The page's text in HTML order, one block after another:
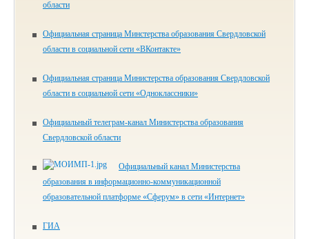
области
Официальная страница Минстерства образования Свердловской
области в социальной сети «ВКонтакте»
Официальная страница Министерства образования Свердловской
области в социальной сети «Одноклассники»
Официальный телеграм-канал Министерства образования
Свердловской области
Официальный канал Министерства
образования в информационно-коммуникационной
образовательной платформе «Сферум» в сети «Интернет»
ГИА